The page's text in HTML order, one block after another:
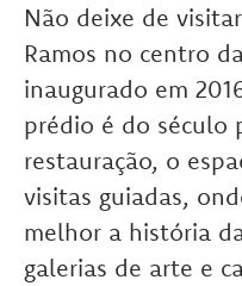
Não deixe de
Ramos no centro
inaugurado em
prédio é do século
restauração, o
visitas guiadas,
melhor a história
galerias de arte e